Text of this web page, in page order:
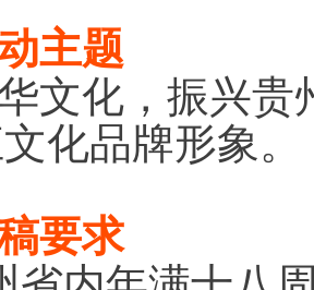
主题
文化，振兴
化品牌形象。
要求